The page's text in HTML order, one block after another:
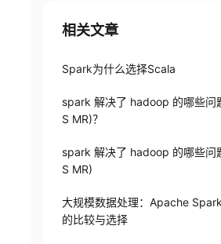
相关文章
Spark为什么选择Scala
spark 解决了 hadoop 的哪些问
S MR)？
spark 解决了 hadoop 的哪些问
S MR)
大规模数据处理：Apache
的比较与选择